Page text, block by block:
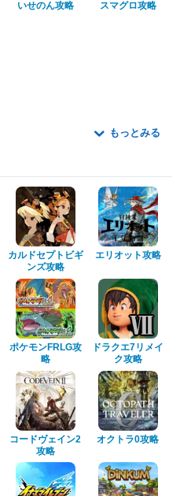
いせのん攻略 スマグロ攻略
もっとみる
カルドセプトビギ
ンズ攻略
エリオット攻略
ポケモンFRLG攻
略
ドラクエ7リメイ
ク攻略
コードヴェイン2
攻略
オクトラ0攻略